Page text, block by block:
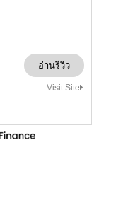
อ่านรีวิว
Visit Site